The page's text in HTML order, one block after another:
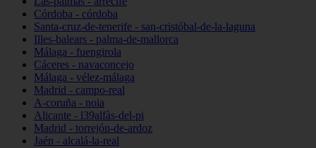
Córdoba - córdoba
Santa-cruz-de-tenerife - san-cristóbal-de-la-laguna
Illes-balears - palma-de-mallorca
Málaga - fuengirola
Cáceres - navaconcejo
Málaga - vélez-málaga
Madrid - campo-real
A-coruña - noia
Alicante - l39alfàs-del-pi
Madrid - torrejón-de-ardoz
Jaén - alcalá-la-real